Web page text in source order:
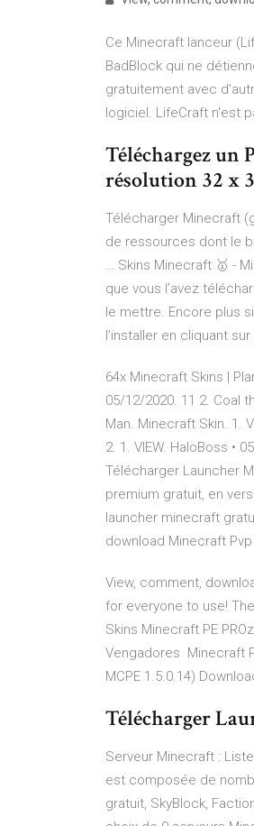
Ce Minecraft lanceur
BadBlock qui ne
gratuitement avec
logiciel. LifeCraft n'est
Téléchargez un
résolution 32 x
Télécharger Minecraft
de ressources dont le
… Skins Minecraft 🥇 -
que vous l’avez
le mettre. Encore plus
l’installer en cliquant
64x Minecraft Skins |
05/12/2020. 11 2. Coal
Man. Minecraft Skin. 1.
2. 1. VIEW. HaloBoss •
Télécharger Launcher
premium gratuit, en
launcher minecraft
download Minecraft
View, comment,
for everyone to use!
Skins Minecraft PE
Vengadores Minecraft
MCPE 1.5.0.14)
Télécharger
Serveur Minecraft :
est composée de
gratuit, SkyBlock,